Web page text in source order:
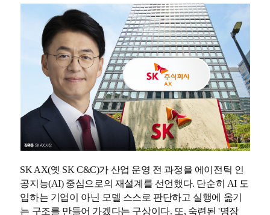
SK AX(옛 SK C&C)가 산업 운영 전 과정을 에이전틱 인
공지능(AI) 중심으로의 재설계를 선언했다. 단순히 AI 도
입하는 기업이 아닌 모델 스스로 판단하고 실행에 옮기
는 구조를 만들어 가겠다는 구상이다. 또, 숙련된 '명장